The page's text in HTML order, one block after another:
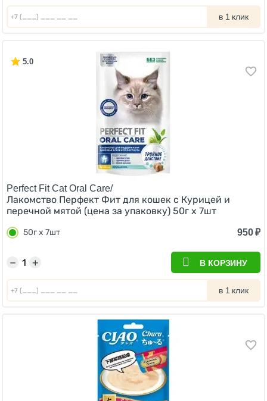
в 1 клик
5.0
Perfect Fit Cat Oral Care/
Лакомство Перфект Фит для кошек c Курицей и
перечной мятой (цена за упаковку) 50г х 7шт
50г х 7шт 950₽
+
− В КОРЗИНУ
в 1 клик